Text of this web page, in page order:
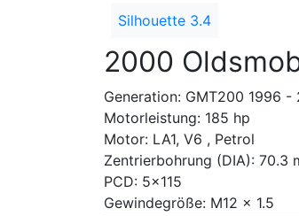
Silhouette 3.4
2000
Generation: GMT200 1996 -
Motorleistung: 185 hp
Motor: LA1, V6 , Petrol
Zentrierbohrung (DIA): 70.3
PCD: 5x115
Gewindegröße: M12 x 1.5